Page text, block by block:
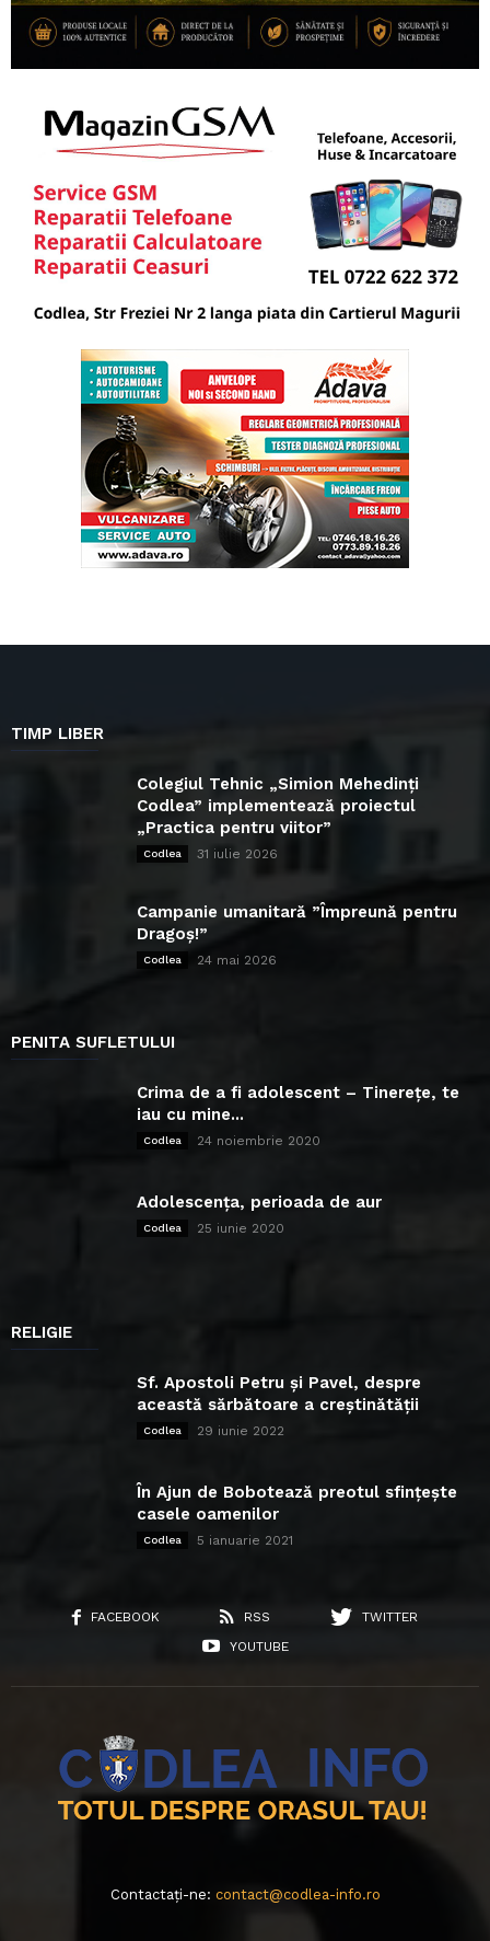
TIMP LIBER
Colegiul Tehnic „Simion Mehedinți
Codlea” implementează proiectul
„Practica pentru viitor”
Codlea 31 iulie 2026
Campanie umanitară ”Împreună pentru
Dragoș!”
Codlea 24 mai 2026
PENITA SUFLETULUI
Crima de a fi adolescent – Tinerețe, te
iau cu mine...
Codlea 24 noiembrie 2020
Adolescența, perioada de aur
Codlea 25 iunie 2020
RELIGIE
Sf. Apostoli Petru și Pavel, despre
această sărbătoare a creștinătății
Codlea 29 iunie 2022
În Ajun de Bobotează preotul sfințește
casele oamenilor
Codlea 5 ianuarie 2021
FACEBOOK RSS
TWITTER
YOUTUBE
Contactați-ne: contact@codlea-info.ro